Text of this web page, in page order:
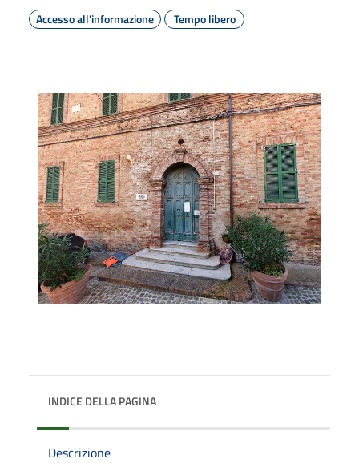
Accesso all'informazione
Tempo libero
INDICE DELLA PAGINA
Descrizione